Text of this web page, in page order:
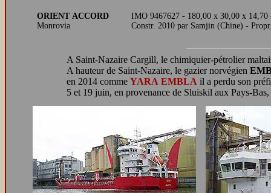
ORIENT ACCORD
Monrovia
IMO 9467627 - 180,00 x 30,00 x
Constr. 2010 par Samjin (Chine) -
A Saint-Nazaire Cargill, le chimiquier-pétrolier
A hauteur de Saint-Nazaire, le gazier norvégien
en 2014 comme YARA EMBLA il a perdu son
5 et 19 juin, en provenance de Sluiskil aux Pays-